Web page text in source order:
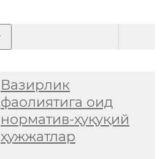
Вазирлик
фаолиятига оид
норматив-ҳуқуқий
ҳужжатлар